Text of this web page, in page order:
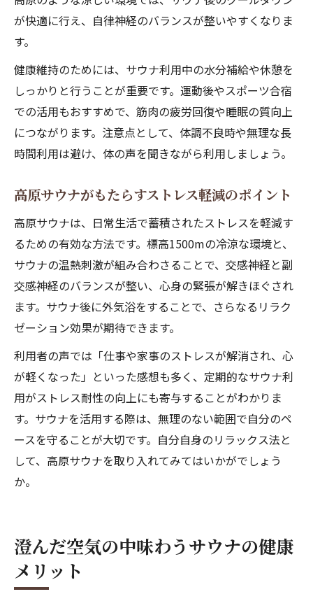
が快適に行え、自律神経のバランスが整いやすくなりま
す。
健康維持のためには、サウナ利用中の水分補給や休憩を
しっかりと行うことが重要です。運動後やスポーツ合宿
での活用もおすすめで、筋肉の疲労回復や睡眠の質向上
につながります。注意点として、体調不良時や無理な長
時間利用は避け、体の声を聞きながら利用しましょう。
高原サウナがもたらすストレス軽減のポイント
高原サウナは、日常生活で蓄積されたストレスを軽減す
るための有効な方法です。標高1500mの冷涼な環境と、
サウナの温熱刺激が組み合わさることで、交感神経と副
交感神経のバランスが整い、心身の緊張が解きほぐされ
ます。サウナ後に外気浴をすることで、さらなるリラク
ゼーション効果が期待できます。
利用者の声では「仕事や家事のストレスが解消され、心
が軽くなった」といった感想も多く、定期的なサウナ利
用がストレス耐性の向上にも寄与することがわかりま
す。サウナを活用する際は、無理のない範囲で自分のペ
ースを守ることが大切です。自分自身のリラックス法と
して、高原サウナを取り入れてみてはいかがでしょう
か。
澄んだ空気の中味わうサウナの健康
メリット